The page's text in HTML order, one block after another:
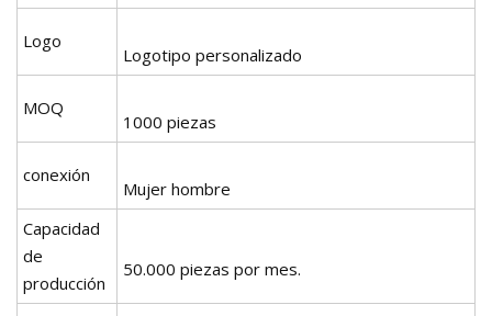
Logo
Logotipo personalizado
MOQ
1000 piezas
conexión
Mujer hombre
Capacidad
de
producción
50.000 piezas por mes.